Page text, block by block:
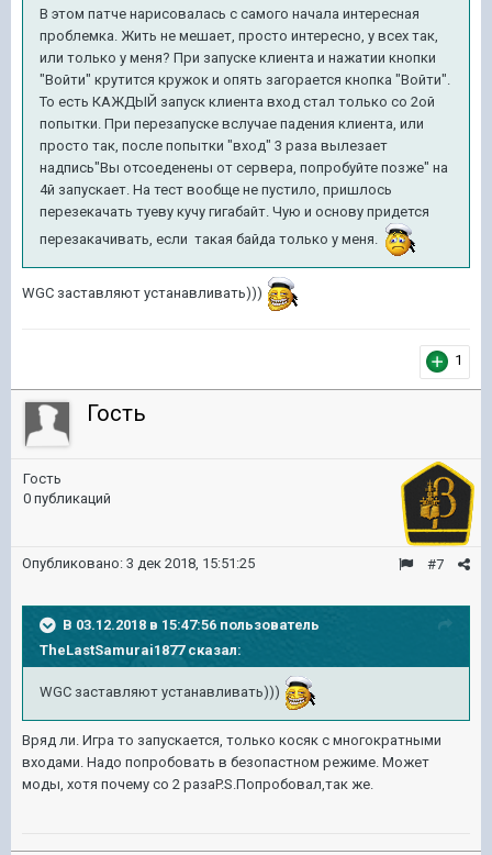
В этом патче нарисовалась с самого начала интересная
проблемка. Жить не мешает, просто интересно, у всех так,
или только у меня? При запуске клиента и нажатии кнопки
"Войти" крутится кружок и опять загорается кнопка "Войти".
То есть КАЖДЫЙ запуск клиента вход стал только со 2ой
попытки. При перезапуске вслучае падения клиента, или
просто так, после попытки "вход" 3 раза вылезает
надпись"Вы отсоеденены от сервера, попробуйте позже" на
4й запускает. На тест вообще не пустило, пришлось
перезекачать туеву кучу гигабайт. Чую и основу придется
перезакачивать, если такая байда только у меня.
WGC заставляют устанавливать)))
1
Гость
Гость
0 публикаций
#7
Опубликовано: 3 дек 2018, 15:51:25
В 03.12.2018 в 15:47:56 пользователь
TheLastSamurai1877сказал:
WGC заставляют устанавливать)))
Вряд ли. Игра то запускается, только косяк с многократными
входами. Надо попробовать в безопастном режиме. Может
моды, хотя почему со 2 разаP.S.Попробовал,так же.